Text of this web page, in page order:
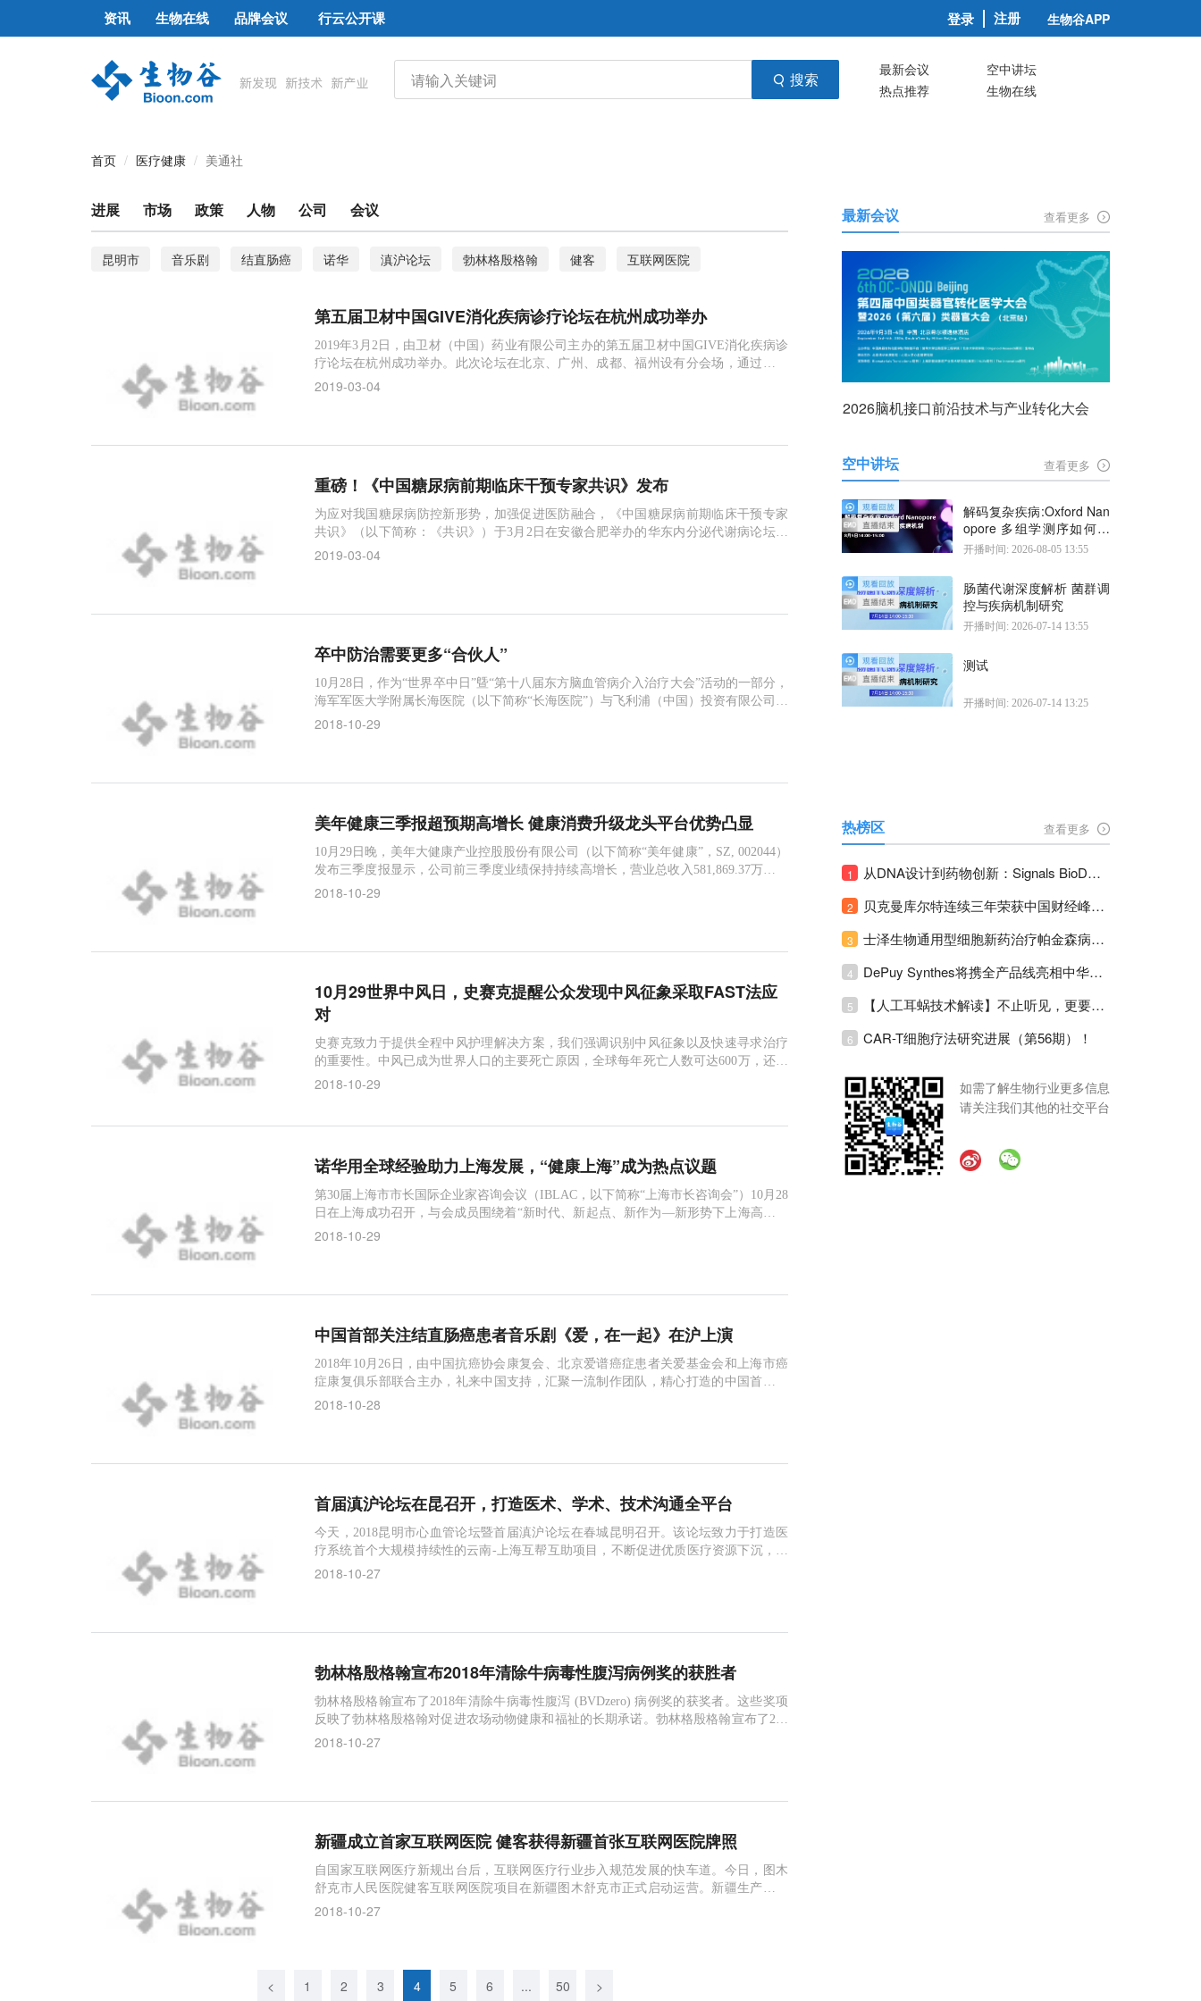
资讯 生物在线 品牌会议 行云公开课 登录 注册 生物谷APP
搜索 最新会议
空中讲坛
热点推荐
生物在线
首页 医疗健康 美通社
进展 市场 政策 人物 公司 会议
昆明市 音乐剧 结直肠癌 诺华 滇沪论坛 勃林格殷格翰 健客
互联网医院
健康消费升级 卫材中国
第五届卫材中国GIVE消化疾病诊疗论坛在杭州成功举办
2019年3月2日，由卫材（中国）药业有限公司主办的第五届卫材中国GIVE消化疾病诊
疗论坛在杭州成功举办。此次论坛在北京、广州、成都、福州设有分会场，通过主会
场与分会场直播分享和多地专家研讨互动的模式，开展相应的学术分享和讨论。2019
2019-03-04
重磅！《中国糖尿病前期临床干预专家共识》发布
为应对我国糖尿病防控新形势，加强促进医防融合，《中国糖尿病前期临床干预专家
共识》（以下简称：《共识》）于3月2日在安徽合肥举办的华东内分泌代谢病论坛上
隆重发布。《共识》由中国人民解放军总医院母义明教授和南京大学医学院附属鼓楼
2019-03-04
卒中防治需要更多“合伙人”
10月28日，作为“世界卒中日”曁“第十八届东方脑血管病介入治疗大会”活动的一部分，
海军军医大学附属长海医院（以下简称“长海医院”）与飞利浦（中国）投资有限公司，
作为共创合作伙伴，在长海医院临床神经医学中心举行了“卒中疾病全程关护”媒体宣传
2018-10-29
美年健康三季报超预期高增长 健康消费升级龙头平台优势凸显
10月29日晚，美年大健康产业控股股份有限公司（以下简称“美年健康”，SZ, 002044）
发布三季度报显示，公司前三季度业绩保持持续高增长，营业总收入581,869.37万元，
比上年同期增长43.04%，净利润41,387.31万元，比上年同期增长68.18%。同期，美年
2018-10-29
10月29世界中风日，史赛克提醒公众发现中风征象采取FAST法应
对
史赛克致力于提供全程中风护理解决方案，我们强调识别中风征象以及快速寻求治疗
的重要性。中风已成为世界人口的主要死亡原因，全球每年死亡人数可达600万，还有
500万人会永久性残废。1发生脑中风时，大脑每分钟会有190万个神经元丢失，而发生
2018-10-29
诺华用全球经验助力上海发展，“健康上海”成为热点议题
第30届上海市市长国际企业家咨询会议（IBLAC，以下简称“上海市长咨询会”）10月28
日在上海成功召开，与会成员围绕着“新时代、新起点、新作为—新形势下上海高水平
对外开放”主题纷纷直抒己见，建言献策。会议（图片来源：上海日报摄影师董俊）" b
2018-10-29
中国首部关注结直肠癌患者音乐剧《爱，在一起》在沪上演
2018年10月26日，由中国抗癌协会康复会、北京爱谱癌症患者关爱基金会和上海市癌
症康复俱乐部联合主办，礼来中国支持，汇聚一流制作团队，精心打造的中国首部关
注结直肠癌晚期患者的音乐剧《爱 • 在一起》在沪上演。《爱 • 在一起》是一部讲述结
2018-10-28
首届滇沪论坛在昆召开，打造医术、学术、技术沟通全平台
今天，2018昆明市心血管论坛暨首届滇沪论坛在春城昆明召开。该论坛致力于打造医
疗系统首个大规模持续性的云南-上海互帮互助项目，不断促进优质医疗资源下沉，推
动学术交流与技术沟通，架起心血管疾病创新治疗桥梁，为更多云南患者提供生
2018-10-27
勃林格殷格翰宣布2018年清除牛病毒性腹泻病例奖的获胜者
勃林格殷格翰宣布了2018年清除牛病毒性腹泻 (BVDzero) 病例奖的获奖者。这些奖项
反映了勃林格殷格翰对促进农场动物健康和福祉的长期承诺。勃林格殷格翰宣布了201
8年清除牛病毒性腹泻 (BVDzero) 病例奖的获奖者。这些奖项反映了勃林格殷格翰对促
2018-10-27
新疆成立首家互联网医院 健客获得新疆首张互联网医院牌照
自国家互联网医疗新规出台后，互联网医疗行业步入规范发展的快车道。今日，图木
舒克市人民医院健客互联网医院项目在新疆图木舒克市正式启动运营。新疆生产建设
兵团第三师图木舒克市卫生局向图木舒克市人民医院健客互联网医院颁发了《医疗机
2018-10-27
< 1 2 3 4 5 6 ... 50 >
最新会议 查看更多
2026脑机接口前沿技术与产业转化大会
空中讲坛 查看更多
解码复杂疾病:Oxford Nan
opore 多组学测序如何揭
示疾病机制
开播时间: 2026-08-05 13:55
肠菌代谢深度解析 菌群调
控与疾病机制研究
开播时间: 2026-07-14 13:55
测试
开播时间: 2026-07-14 13:25
热榜区 查看更多
1 从DNA设计到药物创新：Signals BioDesign如何重塑分子生物学研发生态！
2 贝克曼库尔特连续三年荣获中国财经峰会三项大奖！
3 士泽生物通用型细胞新药治疗帕金森病注册临床II期全部入组完成！
4 DePuy Synthes将携全产品线亮相中华医学会运动医疗分会大会，加码布局中国运动医学创新赛道！
5 【人工耳蜗技术解读】不止听见，更要听见未来 ---- 智能耳蜗，开启人工耳蜗技术新纪元！
6 CAR-T细胞疗法研究进展（第56期）！
如需了解生物行业更多信息
请关注我们其他的社交平台